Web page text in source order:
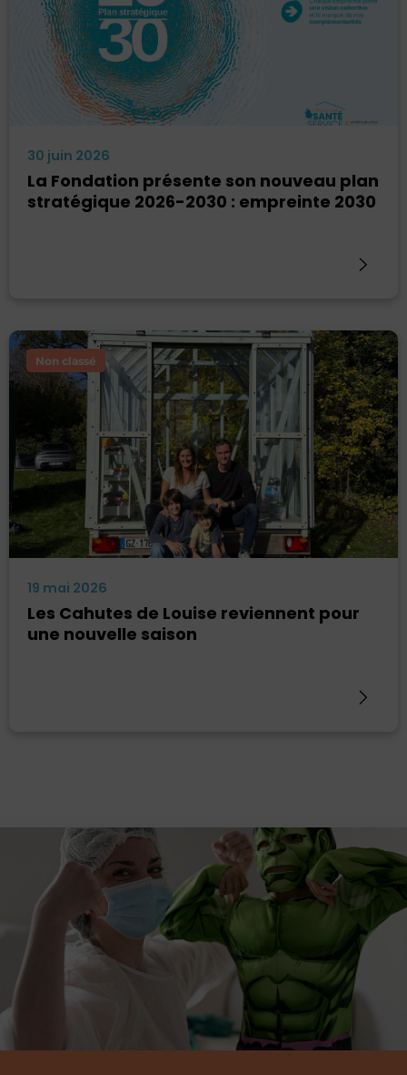
30 juin 2026
La Fondation présente son nouveau plan
stratégique 2026-2030 : empreinte 2030
Non classé
19 mai 2026
Les Cahutes de Louise reviennent pour
une nouvelle saison